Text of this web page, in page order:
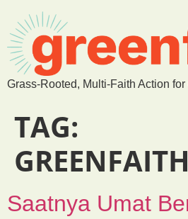
Grass-Rooted, Multi-Faith Action
TAG:
Saatnya Umat